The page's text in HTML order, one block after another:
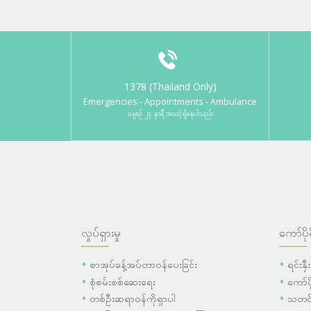
1378 (Thailand Only)
Emergencies - Appointments - Ambulance
နေ့စဉ် ၂၄ နာရီ အသင့်ရှိနေပါသည်။
လှုပ်ရှားမှု
စာအုပ်ခန့်အပ်တာဝန်ပေးခြင်း
စုံစမ်းစစ်ဆေးရေး
တစ်ဦးဆရာဝန်ကိုရှာပါ
ကော်
ရင်း
ကေ
သတင်